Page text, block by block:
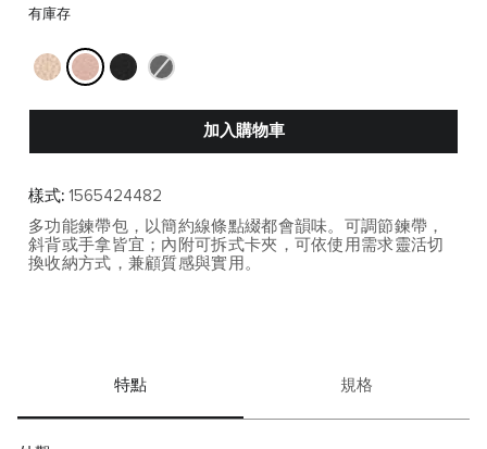
有庫存
加入購物車
樣式: 1565424482
多功能鍊帶包，以簡約線條點綴都會韻味。可調節鍊帶，
斜背或手拿皆宜；內附可拆式卡夾，可依使用需求靈活切
換收納方式，兼顧質感與實用。
特點 規格